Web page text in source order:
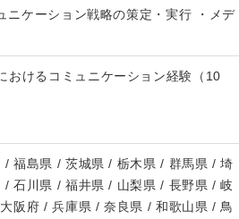
ニケーション戦略の策定・実行 ・メデ
おけるコミュニケーション経験（10
福島県 / 茨城県 / 栃木県 / 群馬県 / 埼
石川県 / 福井県 / 山梨県 / 長野県 / 岐
阪府 / 兵庫県 / 奈良県 / 和歌山県 / 鳥